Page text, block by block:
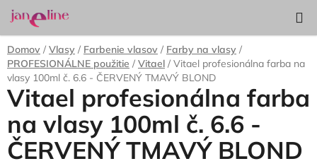
Prejsť
na
obsah
KOŠÍK
Domov / Vlasy / Farbenie vlasov / Farby na vlasy /
PROFESIONÁLNE použitie / Vitael / Vitael profesionálna farba na
vlasy 100ml č. 6.6 - ČERVENÝ TMAVÝ BLOND
Vitael profesionálna farba
na vlasy 100ml č. 6.6 -
ČERVENÝ TMAVÝ BLOND